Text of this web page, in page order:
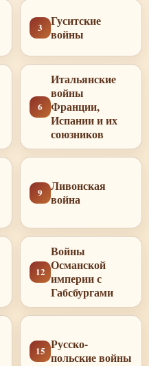
3
Гуситские
войны
6
Итальянские
войны
Франции,
Испании и их
союзников
9
Ливонская
война
12
Войны
Османской
империи с
Габсбургами
15 Русско-
польские войны